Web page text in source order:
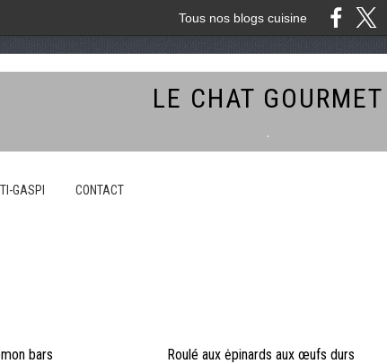
Tous nos blogs cuisine
LE CHAT GOURMET
.
GASPI CONTACT
bars Roulé aux ėpinards aux œufs durs